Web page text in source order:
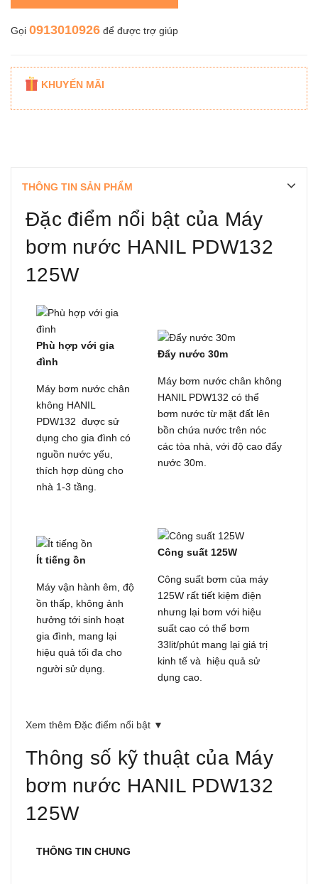
Gọi 0913010926 để được trợ giúp
KHUYẾN MÃI
THÔNG TIN SẢN PHẨM
Đặc điểm nổi bật của Máy
bơm nước HANIL PDW132
125W
Phù hợp với gia
đình
Máy bơm nước chân
không HANIL
PDW132 được sử
dụng cho gia đình có
nguồn nước yếu,
thích hợp dùng cho
nhà 1-3 tầng.
Đẩy nước 30m
Máy bơm nước chân không
HANIL PDW132 có thể
bơm nước từ mặt đất lên
bồn chứa nước trên nóc
các tòa nhà, với độ cao đẩy
nước 30m.
Ít tiếng ồn
Máy vận hành êm, độ
ồn thấp, không ảnh
hưởng tới sinh hoạt
gia đình, mang lại
hiệu quả tối đa cho
người sử dụng.
Công suất 125W
Công suất bơm của máy
125W rất tiết kiệm điện
nhưng lại bơm với hiệu
suất cao có thể bơm
33lit/phút mang lại giá trị
kinh tế và hiệu quả sử
dụng cao.
Xem thêm Đặc điểm nổi bật ▼
Thông số kỹ thuật của Máy
bơm nước HANIL PDW132
125W
THÔNG TIN CHUNG